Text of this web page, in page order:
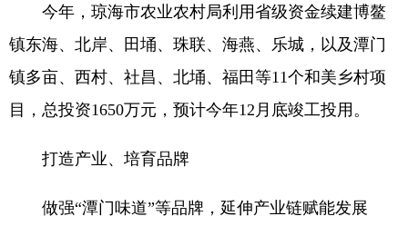
今年，琼海市农业农村局利用省级资金续建博鳌
镇东海、北岸、田埇、珠联、海燕、乐城，以及潭门
镇多亩、西村、社昌、北埇、福田等11个和美乡村项
目，总投资1650万元，预计今年12月底竣工投用。
打造产业、培育品牌
做强“潭门味道”等品牌，延伸产业链赋能发展